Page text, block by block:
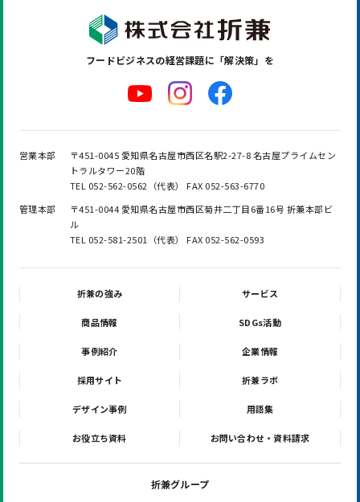
フードビジネスの経営課題に「解決策」を
営業本部
〒451-0045 愛知県名古屋市西区名駅2-27-8 名古屋プライムセン
トラルタワー20階
TEL 052-562-0562（代表） FAX 052-563-6770
管理本部
〒451-0044 愛知県名古屋市西区菊井二丁目6番16号 折兼本部ビ
ル
TEL 052-581-2501（代表） FAX 052-562-0593
折兼の強み サービス
商品情報 SDGs活動
事例紹介 企業情報
採用サイト 折兼ラボ
デザイン事例 用語集
お役立ち資料 お問い合わせ・資料請求
折兼グループ